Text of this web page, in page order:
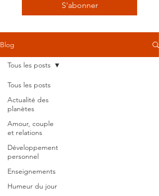
S'abonner
Blog
Tous les posts
Actualité des
planètes
Amour, couple
et relations
Développement
personnel
Enseignements
Humeur du jour
Tous les posts